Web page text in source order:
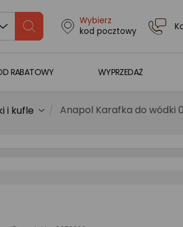
Wybierz
kod pocztowy
RABATOWY WYPRZEDAŻ
i kufle Anapol Karafka do wódki